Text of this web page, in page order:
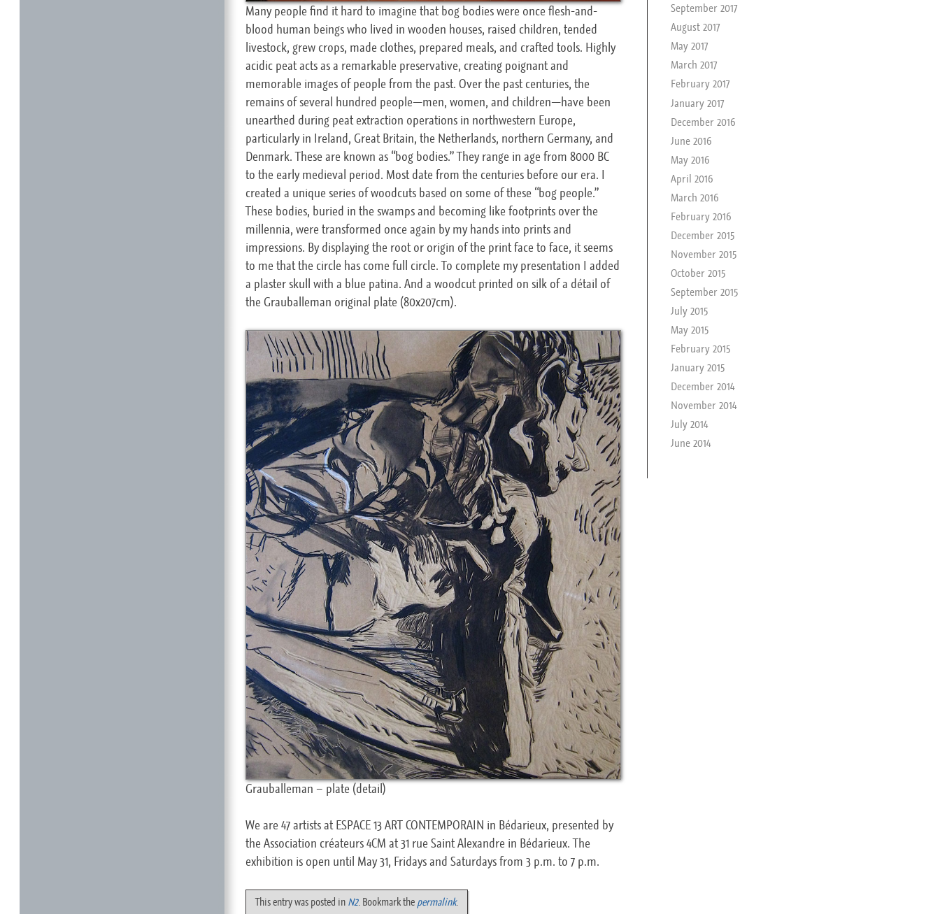
Many people find it hard to imagine that bog bodies were once flesh-and-
blood human beings who lived in wooden houses, raised children, tended
livestock, grew crops, made clothes, prepared meals, and crafted tools. Highly
acidic peat acts as a remarkable preservative, creating poignant and
memorable images of people from the past. Over the past centuries, the
remains of several hundred people—men, women, and children—have been
unearthed during peat extraction operations in northwestern Europe,
particularly in Ireland, Great Britain, the Netherlands, northern Germany, and
Denmark. These are known as “bog bodies.” They range in age from 8000 BC
to the early medieval period. Most date from the centuries before our era. I
created a unique series of woodcuts based on some of these “bog people.”
These bodies, buried in the swamps and becoming like footprints over the
millennia, were transformed once again by my hands into prints and
impressions. By displaying the root or origin of the print face to face, it seems
to me that the circle has come full circle. To complete my presentation I added
a plaster skull with a blue patina. And a woodcut printed on silk of a détail of
the Grauballeman original plate (80x207cm).
Grauballeman – plate (detail)
We are 47 artists at ESPACE 13 ART CONTEMPORAIN in Bédarieux, presented by
the Association créateurs 4CM at 31 rue Saint Alexandre in Bédarieux. The
exhibition is open until May 31, Fridays and Saturdays from 3 p.m. to 7 p.m.
This entry was posted in N2. Bookmark the permalink.
September 2017
August 2017
May 2017
March 2017
February 2017
January 2017
December 2016
June 2016
May 2016
April 2016
March 2016
February 2016
December 2015
November 2015
October 2015
September 2015
July 2015
May 2015
February 2015
January 2015
December 2014
November 2014
July 2014
June 2014